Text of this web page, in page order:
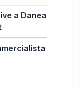
a Danea